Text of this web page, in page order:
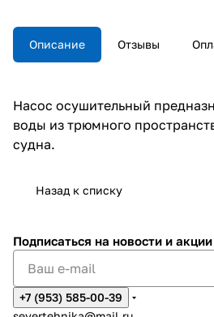
Описание Отзывы
Насос осушительный
воды из трюмного
судна.
Назад к списку
Подписаться на новости и акции
+7 (953) 585-00-39